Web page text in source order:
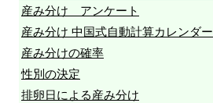
産み分け アンケート
産み分け 中国式自動計算カレンダー
産み分けの確率
性別の決定
排卵日による産み分け